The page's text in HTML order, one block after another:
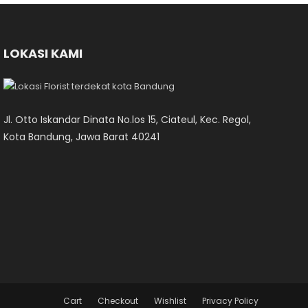
LOKASI KAMI
Jl. Otto Iskandar Dinata No.los 15, Ciateul, Kec. Regol,
Kota Bandung, Jawa Barat 40241
Cart Checkout Wishlist Privacy Policy